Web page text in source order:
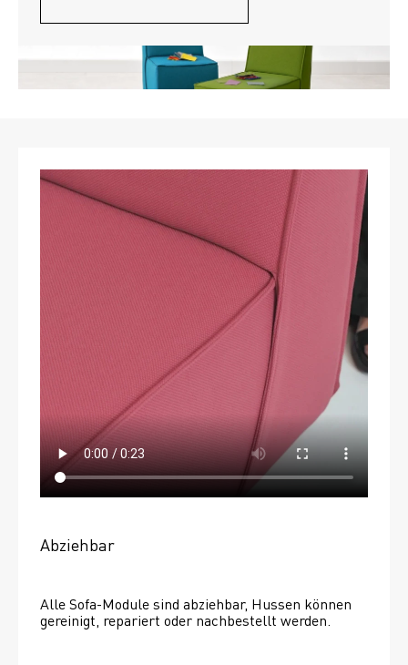
Abziehbar
Alle Sofa-Module sind abziehbar, Hussen können
gereinigt, repariert oder nachbestellt werden.